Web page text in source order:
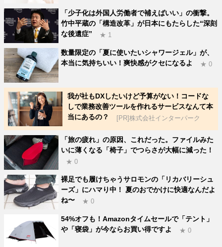
「少子化は外国人労働者で補えばいい」の衝撃。
竹中平蔵の「構造改革」が日本にもたらした“深刻
な後遺症”
★ 1
数量限定の「夏に使いたいシャワージェル」が、
本当に気持ちいい！爽快感がクセになるよ
★ 0
我が社もDXしたいけど予算がない！コードな
しで業務改善ツールを作れるサービスなんて本
当にあるの？
[PR]株式会社インターパーク
「旅の疲れ」の原因、これだった。ファイルみた
いに薄くなる「椅子」でつらさが大幅に減った！
★ 0
裸足でも履けちゃうサロモンの「リカバリーシュ
ーズ」にハマり中！ 夏のおでかけに快適なんだよ
ね〜
★ 0
54%オフも！Amazonタイムセールで「テント」
や「寝袋」が今ならお買い得ですよ
★ 0